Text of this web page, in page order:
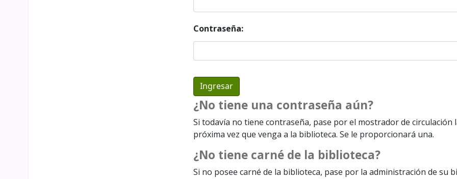
Contraseña:
¿No tiene una contraseña aún?
Si todavía no tiene contraseña, pase por el mostrador de circulación
próxima vez que venga a la biblioteca. Se le proporcionará una.
¿No tiene carné de la biblioteca?
Si no posee carné de la biblioteca, pase por la administración de su